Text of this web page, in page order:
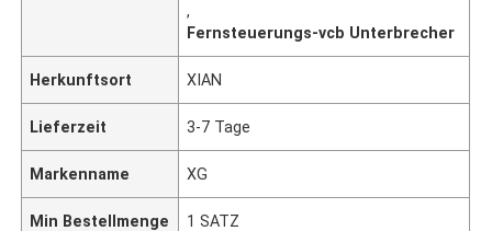
,
Fernsteuerungs-vcb Unterbrecher
Herkunftsort XIAN
Lieferzeit 3-7 Tage
Markenname XG
Min Bestellmenge 1 SATZ